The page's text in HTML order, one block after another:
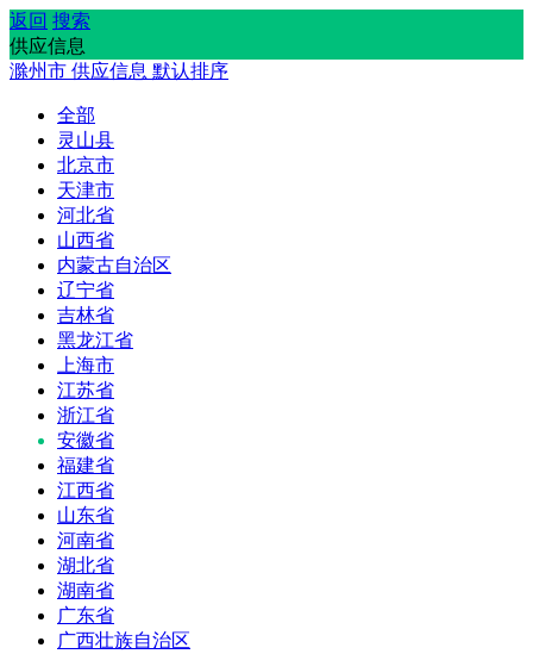
返回 搜索
供应信息
滁州市 供应信息 默认排序
全部
灵山县
北京市
天津市
河北省
山西省
内蒙古自治区
辽宁省
吉林省
黑龙江省
上海市
江苏省
浙江省
安徽省
福建省
江西省
山东省
河南省
湖北省
湖南省
广东省
广西壮族自治区